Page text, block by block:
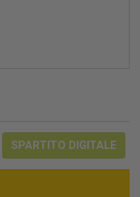
SPARTITO DIGITALE